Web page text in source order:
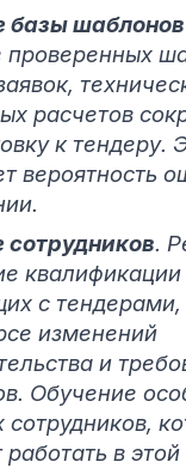
базы
проверенных
расчетов
к тендеру.
вероятность
сотрудников.
квалификации
с
изменений
и
Обучение
сотрудников,
в